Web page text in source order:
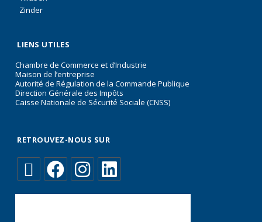
Zinder
LIENS UTILES
Chambre de Commerce et d’Industrie
Maison de l’entreprise
Autorité de Régulation de la Commande Publique
Direction Générale des Impôts
Caisse Nationale de Sécurité Sociale (CNSS)
RETROUVEZ-NOUS SUR